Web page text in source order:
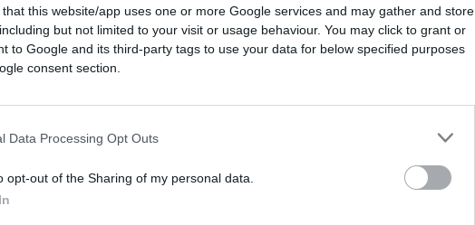
that this website/app uses one or more Google services and may gather and store
but not limited to your visit or usage behaviour. You may click to grant or
to Google and its third-party tags to use your data for below specified purposes
consent section.
Data Processing Opt Outs
opt-out of the Sharing of my personal data.
vicenda diGiovanna Pedretti,
quanto molto semplice, è drammatica
tratti di un
che si lamentava del tavolo accanto a cui
aveva replicato con fermezza alla
una specie di eroina, cosa che in
in eroe chi risponde banalmente ad
come purtroppo spesso avviene,